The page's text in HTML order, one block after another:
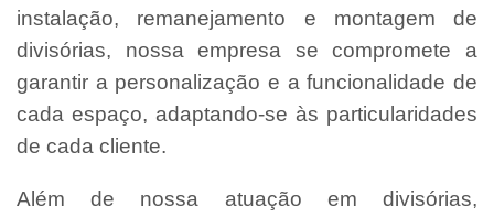
instalação, remanejamento e montagem de
divisórias, nossa empresa se compromete a
garantir a personalização e a funcionalidade de
cada espaço, adaptando-se às particularidades
de cada cliente.
Além de nossa atuação em divisórias,